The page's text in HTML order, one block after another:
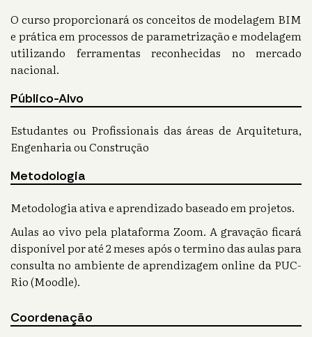
O curso proporcionará os conceitos de modelagem BIM
e prática em processos de parametrização e modelagem
utilizando ferramentas reconhecidas no mercado
nacional.
Público-Alvo
Estudantes ou Profissionais das áreas de Arquitetura,
Engenharia ou Construção
Metodologia
Metodologia ativa e aprendizado baseado em projetos.
Aulas ao vivo pela plataforma Zoom. A gravação ficará
disponível por até 2 meses após o termino das aulas para
consulta no ambiente de aprendizagem online da PUC-
Rio (Moodle).
Coordenação